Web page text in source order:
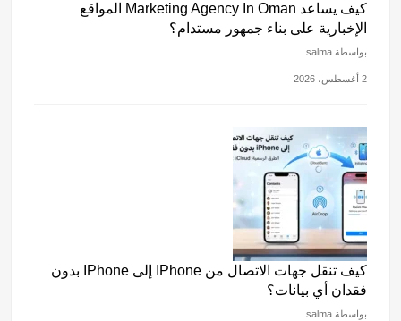
كيف يساعد Marketing Agency In Oman المواقع
الإخبارية على بناء جمهور مستدام؟
بواسطة salma
2 أغسطس، 2026
كيف تنقل جهات الاتصال من IPhone إلى IPhone بدون
فقدان أي بيانات؟
بواسطة salma